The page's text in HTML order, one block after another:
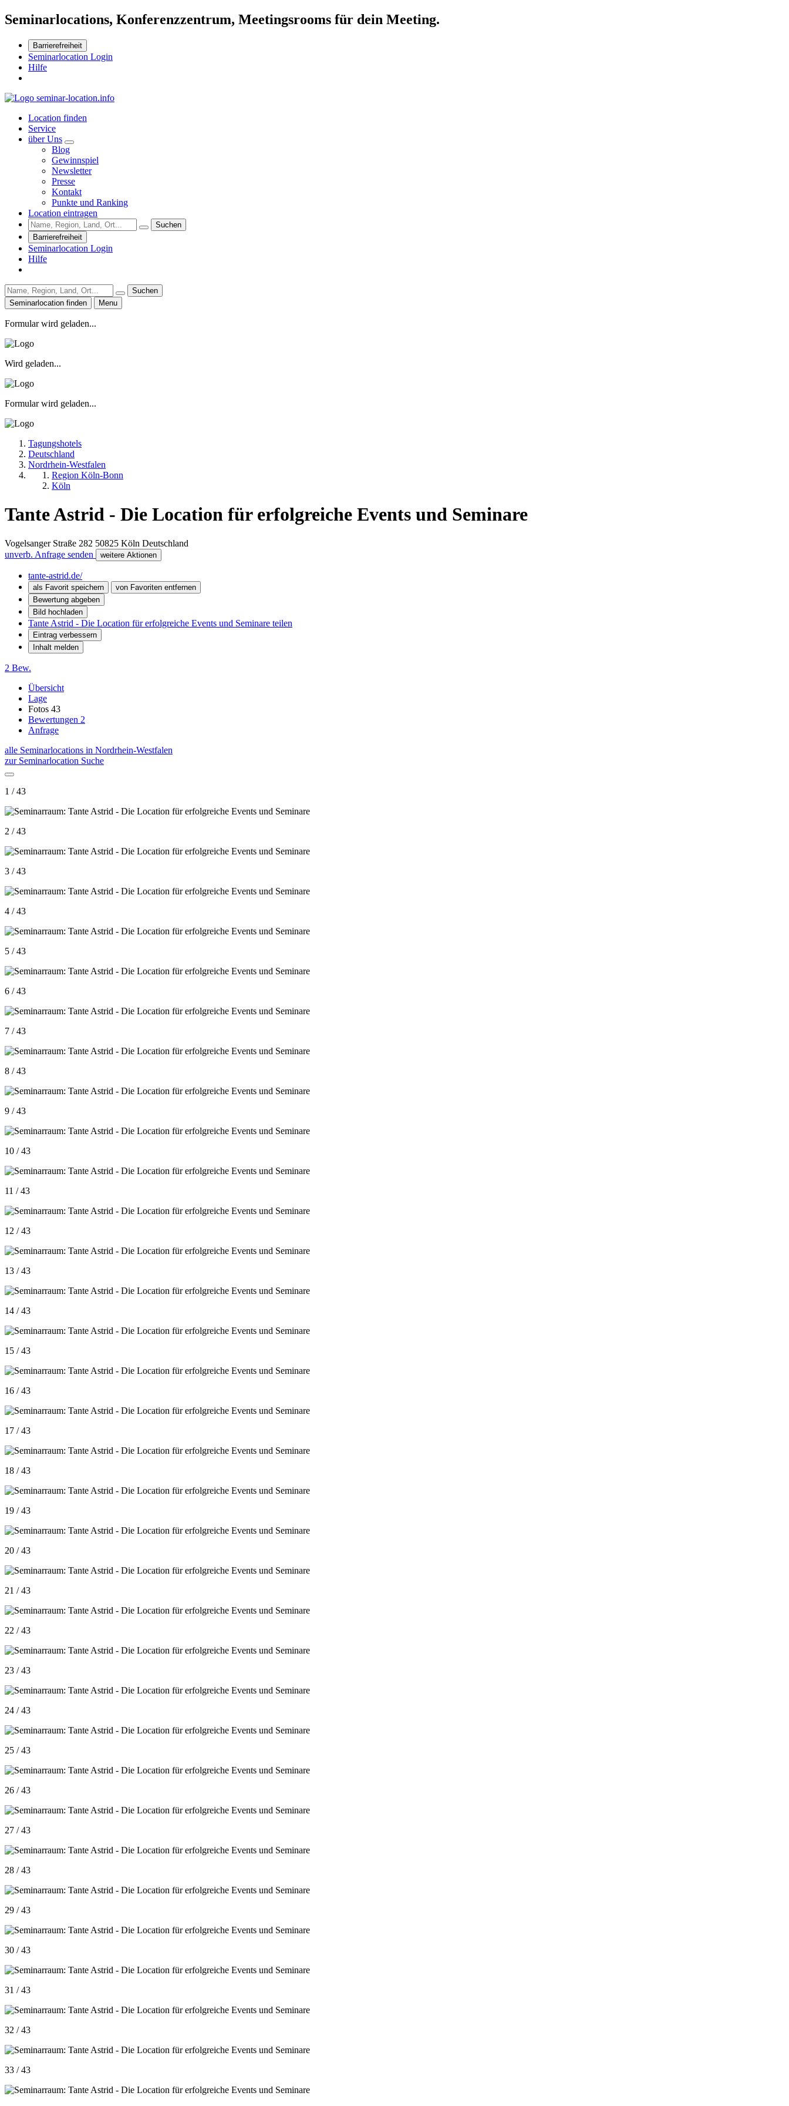
Seminarlocations, Konferenzzentrum, Meetingsrooms für dein Meeting.
Barrierefreiheit
Seminarlocation Login
Hilfe
Location finden
Service
über Uns
Blog
Gewinnspiel
Newsletter
Presse
Kontakt
Punkte und Ranking
Location eintragen
Suchen
Barrierefreiheit
Seminarlocation Login
Hilfe
Suchen
Seminarlocation finden
Menu
Formular wird geladen...
Wird geladen...
Formular wird geladen...
Tagungshotels
Deutschland
Nordrhein-Westfalen
Region Köln-Bonn
Köln
Tante Astrid - Die Location für erfolgreiche Events und Seminare
Vogelsanger Straße 282 50825 Köln Deutschland
unverb. Anfrage senden
weitere Aktionen
tante-astrid.de/
als Favorit speichern
von Favoriten entfernen
Bewertung abgeben
Bild hochladen
Tante Astrid - Die Location für erfolgreiche Events und Seminare teilen
Eintrag verbessern
Inhalt melden
2 Bew.
Übersicht
Lage
Fotos 43
Bewertungen 2
Anfrage
alle Seminarlocations in Nordrhein-Westfalen
zur Seminarlocation Suche
1 / 43
2 / 43
3 / 43
4 / 43
5 / 43
6 / 43
7 / 43
8 / 43
9 / 43
10 / 43
11 / 43
12 / 43
13 / 43
14 / 43
15 / 43
16 / 43
17 / 43
18 / 43
19 / 43
20 / 43
21 / 43
22 / 43
23 / 43
24 / 43
25 / 43
26 / 43
27 / 43
28 / 43
29 / 43
30 / 43
31 / 43
32 / 43
33 / 43